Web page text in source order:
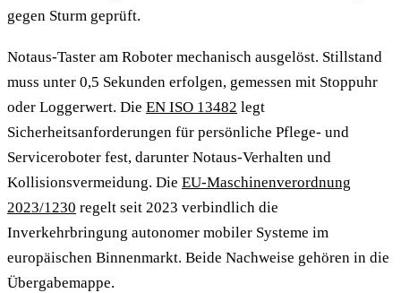
gegen Sturm geprüft.
Notaus-Taster am Roboter mechanisch ausgelöst. Stillstand
muss unter 0,5 Sekunden erfolgen, gemessen mit Stoppuhr
oder Loggerwert. Die EN ISO 13482 legt
Sicherheitsanforderungen für persönliche Pflege- und
Serviceroboter fest, darunter Notaus-Verhalten und
Kollisionsvermeidung. Die EU-Maschinenverordnung
2023/1230 regelt seit 2023 verbindlich die
Inverkehrbringung autonomer mobiler Systeme im
europäischen Binnenmarkt. Beide Nachweise gehören in die
Übergabemappe.